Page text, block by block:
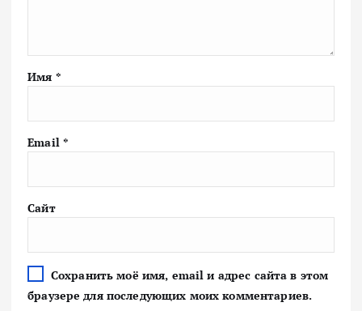
Имя *
Email *
Сайт
Сохранить моё имя, email и адрес сайта в этом
браузере для последующих моих комментариев.